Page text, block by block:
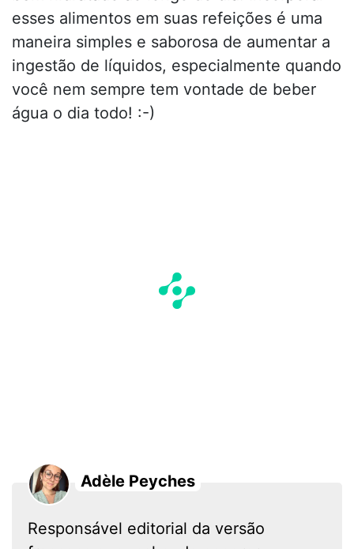
esses alimentos em suas refeições é uma
maneira simples e saborosa de aumentar a
ingestão de líquidos, especialmente quando
você nem sempre tem vontade de beber
água o dia todo! :-)
Adèle Peyches
Responsável editorial da versão